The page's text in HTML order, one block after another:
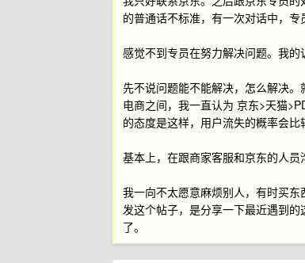
的普通话不标准，有一次对话中，专
感觉不到专员在努力解决问题。我的
先不说问题能不能解决，怎么解决
电商之间，我一直认为 京东>天猫
的态度是这样，用户流失的概率会比
基本上，在跟商家客服和京东的人员
我一向不太愿意麻烦别人，有时买东
发这个帖子，是分享一下最近遇到
了。